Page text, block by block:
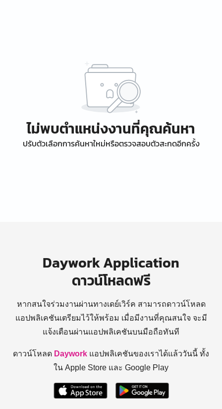
ไม่พบตำแหน่งงานที่คุณค้นหา
ปรับตัวเลือกการค้นหาใหม่หรือตรวจสอบตัวสะกดอีกครั้ง
Daywork Application
ดาวน์โหลดฟรี
หากสนใจร่วมงานผ่านทางเดย์เวิร์ค สามารถดาวน์โหลด
แอปพลิเคชันเตรียมไว้ให้พร้อม เมื่อมีงานที่คุณสนใจ จะมี
แจ้งเตือนผ่านแอปพลิเคชันบนมือถือทันที
ดาวน์โหลด Daywork แอปพลิเคชันของเราได้แล้ววันนี้ ทั้ง
ใน Apple Store และ Google Play